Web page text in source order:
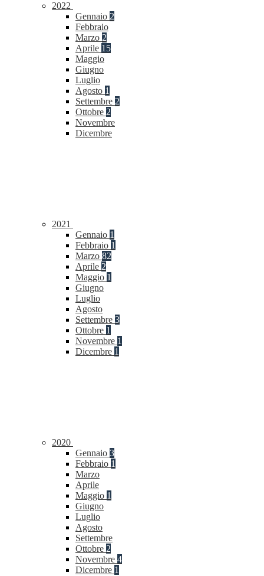
2022
Gennaio 2
Febbraio
Marzo 2
Aprile 15
Maggio
Giugno
Luglio
Agosto 1
Settembre 2
Ottobre 2
Novembre
Dicembre
2021
Gennaio 1
Febbraio 1
Marzo 82
Aprile 2
Maggio 1
Giugno
Luglio
Agosto
Settembre 3
Ottobre 1
Novembre 1
Dicembre 1
2020
Gennaio 3
Febbraio 1
Marzo
Aprile
Maggio 1
Giugno
Luglio
Agosto
Settembre
Ottobre 2
Novembre 4
Dicembre 1